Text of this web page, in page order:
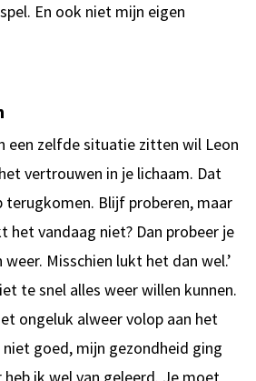
En ook niet mijn eigen
een zelfde situatie zitten wil Leon
vertrouwen in je lichaam. Dat
Blijf proberen, maar
het vandaag niet? Dan probeer je
Misschien lukt het dan wel.’
te snel alles weer willen kunnen.
ongeluk alweer volop aan het
goed, mijn gezondheid ging